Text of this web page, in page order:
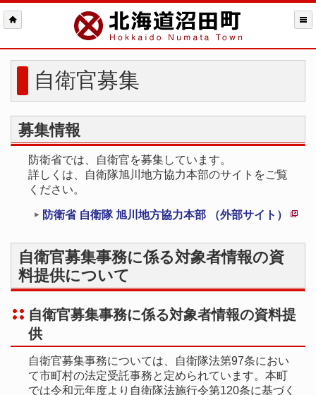
自衛官募集
募集情報
防衛省では、自衛官を募集しています。
詳しくは、自衛隊旭川地方協力本部のサイトをご覧
ください。
防衛省 自衛隊 旭川地方協力本部 （外部サイト）
ー
ジ
開
ま
自衛官募集事務に係る対象者情報の資
料提供について
自衛官募集事務に係る対象者情報の資料提
供
自衛官募集事務については、自衛隊法第97条におい
て市町村の法定受託事務と定められています。本町
では令和元年度より自衛隊法施行令第120条に基づく